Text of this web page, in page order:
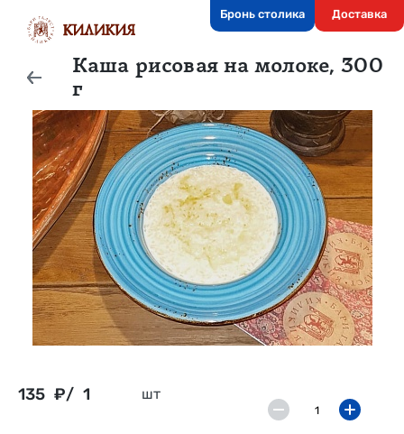
Каша рисовая на молоке, 300
г
135 ₽/ 1 шт
Бронь столика Доставка